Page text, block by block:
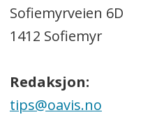
Sofiemyrveien 6D
1412 Sofiemyr
Redaksjon:
tips@oavis.no